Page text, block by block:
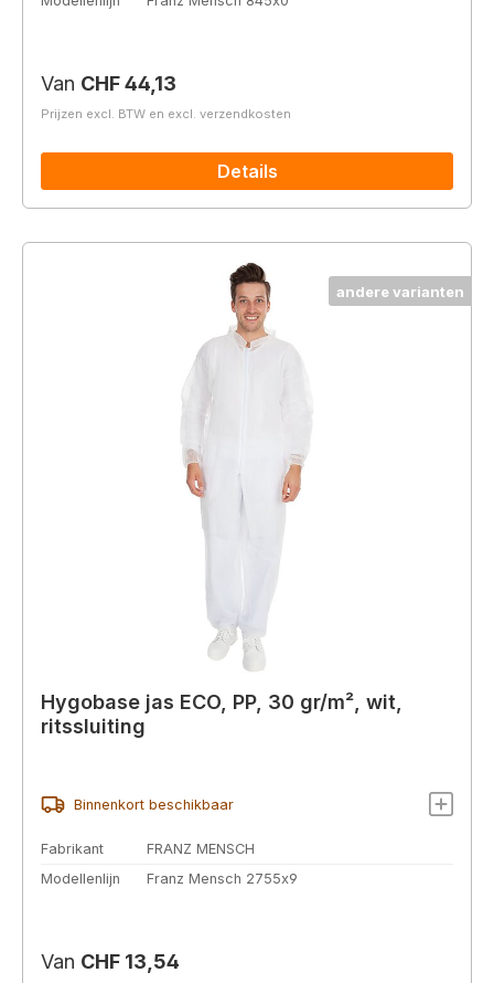
Normale prijs:
Van CHF 44,13
Prijzen excl. BTW en excl. verzendkosten
Details
andere varianten
Hygobase jas ECO, PP, 30 gr/m², wit,
ritssluiting
Binnenkort beschikbaar
Fabrikant
FRANZ MENSCH
Modellenlijn
Franz Mensch 2755x9
Normale prijs:
Van CHF 13,54